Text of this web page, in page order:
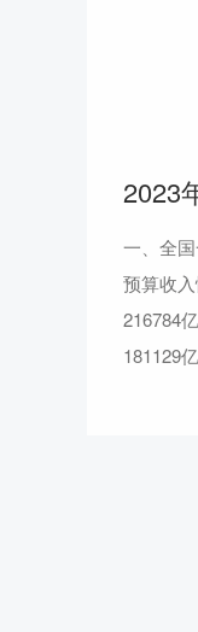
2023
一、全
预算收
216784
181129